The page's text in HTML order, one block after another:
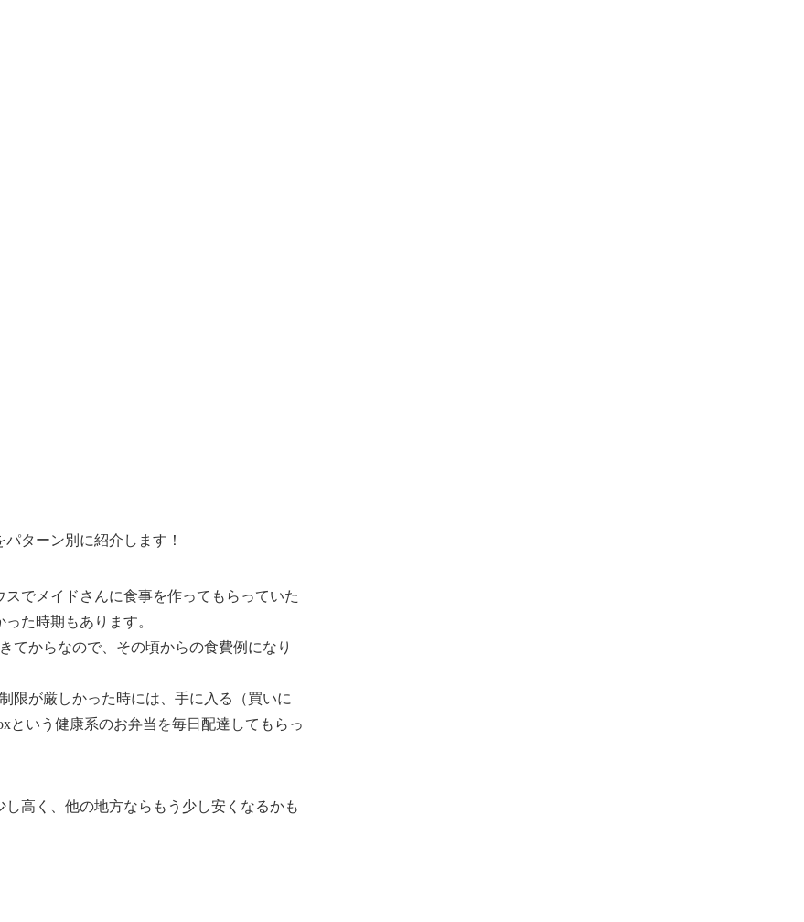
パターン別に紹介します！
でメイドさんに食事を作ってもらっていた
た時期もあります。
てからなので、その頃からの食費例になり
限が厳しかった時には、手に入る（買いに
という健康系のお弁当を毎日配達してもらっ
し高く、他の地方ならもう少し安く なるかも